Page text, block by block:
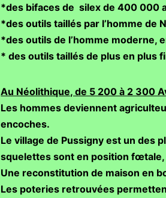
*des bifaces de silex de 400 000
*des outils taillés par l’homme de
*des outils de l’homme moderne,
* des outils taillés de plus en plus
Au Néolithique, de 5 200 à 2 300
Les hommes deviennent
encoches.
Le village de Pussigny est un des
squelettes sont en position fœtale,
Une reconstitution de maison en
Les poteries retrouvées